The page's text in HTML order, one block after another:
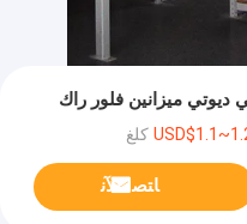
ﺎﺘﺼﻟ ﺍﻶﻧ